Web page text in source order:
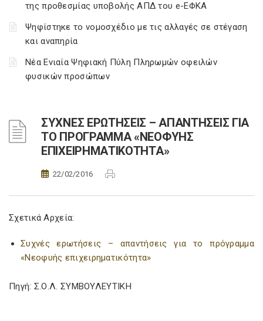
της προθεσμίας υποβολής ΑΠΔ του e-ΕΦΚΑ
Ψηφίστηκε το νομοσχέδιο με τις αλλαγές σε στέγαση
και αναπηρία
Νέα Ενιαία Ψηφιακή Πύλη Πληρωμών οφειλών
φυσικών προσώπων
ΣΥΧΝΕΣ ΕΡΩΤΗΣΕΙΣ – ΑΠΑΝΤΗΣΕΙΣ ΓΙΑ
ΤΟ ΠΡΟΓΡΑΜΜΑ «ΝΕΟΦΥΗΣ
ΕΠΙΧΕΙΡΗΜΑΤΙΚΟΤΗΤΑ»
22/02/2016
Σχετικά Αρχεία:
Συχνές ερωτήσεις – απαντήσεις για το πρόγραμμα
«Νεοφυής επιχειρηματικότητα»
Πηγή: Σ.Ο.Λ. ΣΥΜΒΟΥΛΕΥΤΙΚΗ